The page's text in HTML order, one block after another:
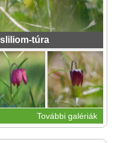
túra
További galériák